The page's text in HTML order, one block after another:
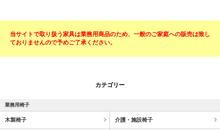
当サイトで取り扱う家具は業務用商品のため、一般のご家庭への販売は致し
ておりませんので予めご了承ください。
カテゴリー
業務用椅子
木製椅子 介護・施設椅子